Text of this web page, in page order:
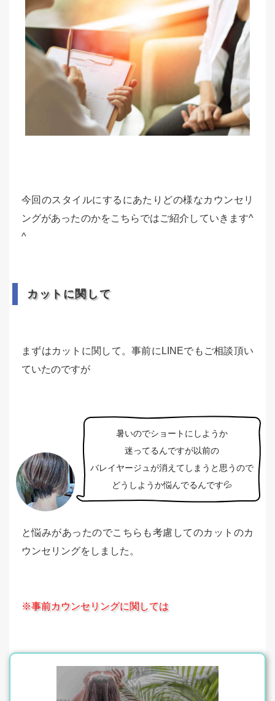
今回のスタイルにするにあたりどの様なカウンセリ
ングがあったのかをこちらではご紹介していきます^
^
カットに関して
まずはカットに関して。事前にLINEでもご相談頂い
ていたのですが
暑いのでショートにしようか
迷ってるんですが以前の
バレイヤージュが消えてしまうと思うので
どうしようか悩んでるんです💦
と悩みがあったのでこちらも考慮してのカットのカ
ウンセリングをしました。
※事前カウンセリングに関しては